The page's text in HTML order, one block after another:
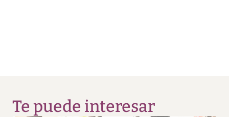
Te puede interesar